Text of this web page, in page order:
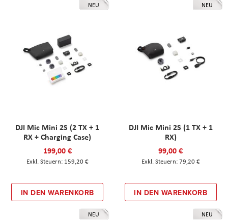
NEU
DJI Mic Mini 2S (2 TX + 1
RX + Charging Case)
199,00 €
159,20 €
IN DEN WARENKORB
NEU
DJI Mic Mini 2S (1 TX + 1
RX)
99,00 €
79,20 €
IN DEN WARENKORB
NEU NEU